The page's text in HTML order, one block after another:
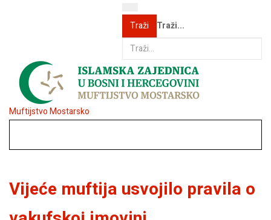
Traži Traži...
Muftijstvo Mostarsko
Vijeće muftija usvojilo pravila o